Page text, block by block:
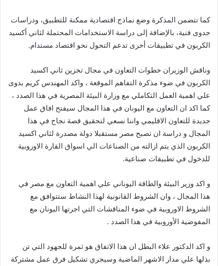
كما تتضمن المذكرة وضع نماذج اقتصادية ممكنة للتطبيق، ودراسات
جدوى فنية، بالإضافة إلى دراسة الاستخدامات المحتملة لثاني أكسيد
الكربون في تطبيقات أخرى تدعم التحول نحو اقتصاد مستدام.
وناقش الوزيران خطوات التعاون في مجال تخزين ثاني اكسيد
الكربون في ضوء مذكرة التفاهم الموقعة ، واكد المهندس كريم بدوى
علي اهمية العمل التكاملي مع وزارة البيئة المصرية في هذا الصدد ،
كما اكد ان التعاون مع اليونان في هذا المجال سيفتح افاق عمل
جديدة للتعاون الاقليمي واننا نسعي لتحقيق قصة نجاح في هذا
المجال و دراسة ان تصبح مصر مستقبلا دولة مصدرة لثاني اكسيد
الكربون الذي يتم ازالته من الصناعات الي اسواق القارة الاوروبية
للدخول في تطبيقات صناعية.
و اكد وزير البيئة والطاقة اليوناني علي اهمية التعاون مع مصر في
هذا المجال ، وان الشروط القانونية لهذا النشاط ستتوافق مع
الشروط الاوروبية في ضوء المناقشات التي اجرتها اليونان مع
المفوضية الأوروبية في هذا الصدد .
و اكد الدكتور علاء البطل ان هذا الاتفاق هو ثمرة للجهود التي تن
بذلها علي مدار الاشهر الماضية وسيجري تشكيل فرق عمل مشتركة